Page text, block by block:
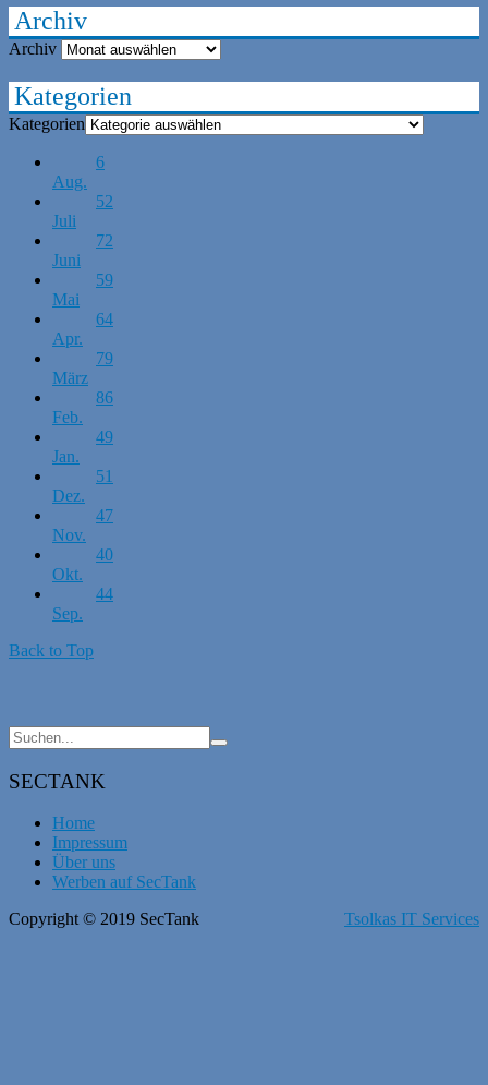
Archiv
Archiv
Kategorien
Kategorien
6
Aug.
52
Juli
72
Juni
59
Mai
64
Apr.
79
März
86
Feb.
49
Jan.
51
Dez.
47
Nov.
40
Okt.
44
Sep.
Back to Top
SECTANK
Home
Impressum
Über uns
Werben auf SecTank
Copyright © 2019 SecTank
Tsolkas IT Services